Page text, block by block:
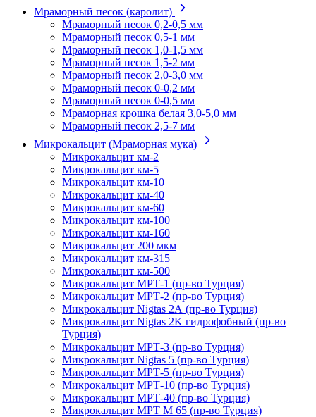
Мраморный песок (каролит)
Мраморный песок 0,2-0,5 мм
Мраморный песок 0,5-1 мм
Мраморный песок 1,0-1,5 мм
Мраморный песок 1,5-2 мм
Мраморный песок 2,0-3,0 мм
Мраморный песок 0-0,2 мм
Мраморный песок 0-0,5 мм
Мраморная крошка белая 3,0-5,0 мм
Мраморный песок 2,5-7 мм
Микрокальцит (Мраморная мука)
Микрокальцит км-2
Микрокальцит км-5
Микрокальцит км-10
Микрокальцит км-40
Микрокальцит км-60
Микрокальцит км-100
Микрокальцит км-160
Микрокальцит 200 мкм
Микрокальцит км-315
Микрокальцит км-500
Микрокальцит МРТ-1 (пр-во Турция)
Микрокальцит МРТ-2 (пр-во Турция)
Микрокальцит Nigtas 2А (пр-во Турция)
Микрокальцит Nigtas 2K гидрофобный (пр-во
Турция)
Микрокальцит МРТ-3 (пр-во Турция)
Микрокальцит Nigtas 5 (пр-во Турция)
Микрокальцит МРТ-5 (пр-во Турция)
Микрокальцит МРТ-10 (пр-во Турция)
Микрокальцит МРТ-40 (пр-во Турция)
Микрокальцит МРТ М 65 (пр-во Турция)